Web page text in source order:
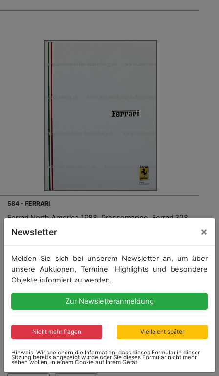
584 - FERRARI
Ferrari North America 1988, Pressemappe, Ferrari 328
GTS, F40, Testarossa, 3.2 Mondial Coupe und
Cabriolet, vollständig mit Pressefotos, englischer Text,
Startpreis: 10,00 €
Startpreis Ergebnis
Endet: 04.09.2022 15:37:10
Newsletter ×
Melden Sie sich bei unserem Newsletter an, um über
unsere Auktionen, Termine, Highlights und besondere
Objekte informiert zu werden.
Zur Newsletteranmeldung
Nicht mehr fragen Vielleicht später
Hinweis: Wir speichern die Information, dass dieses Formular in dieser
Sitzung bereits angezeigt wurde oder Sie dieses Formular nicht mehr
sehen wollen, in einem Cookie auf Ihrem Gerät.